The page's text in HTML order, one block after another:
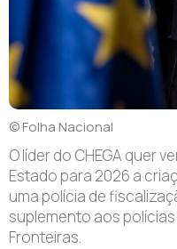
© Folha Nacional
O líder do CHEGA quer
Estado para 2026 a
uma polícia de
suplemento aos
Fronteiras.